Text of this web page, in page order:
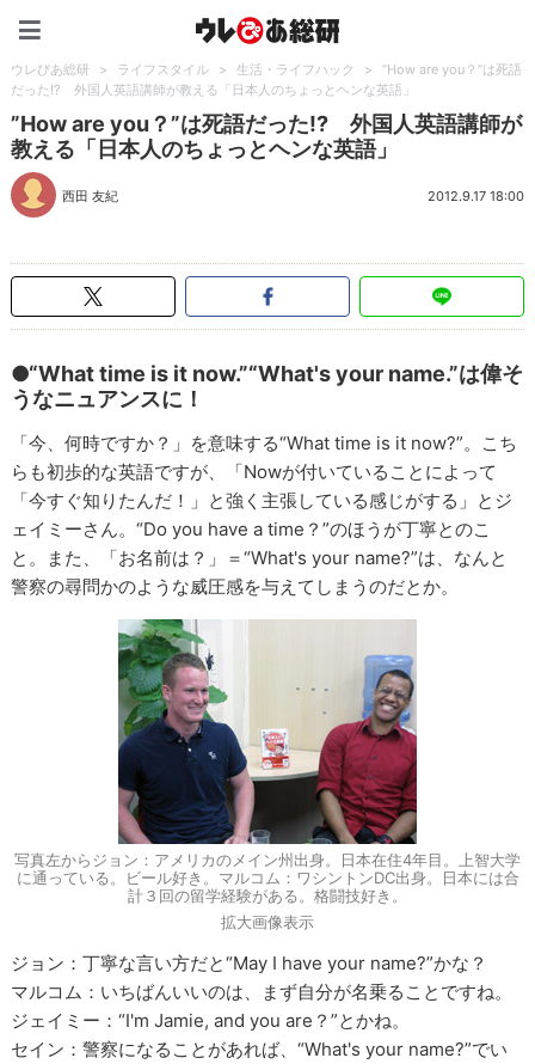
ウレぴあ総研 > ライフスタイル > 生活・ライフハック >
”How are you？”は死語
だった!? 外国人英語講師が教える「日本人のちょっとヘンな英語」
”How are you？”は死語だった!? 外国人英語講師が
教える「日本人のちょっとヘンな英語」
西田 友紀 2012.9.17 18:00
●“What time is it now.”“What's your name.”は偉そ
うなニュアンスに！
「今、何時ですか？」を意味する“What time is it now?”。こち
らも初歩的な英語ですが、「Nowが付いていることによって
「今すぐ知りたんだ！」と強く主張している感じがする」とジ
ェイミーさん。“Do you have a time？”のほうが丁寧とのこ
と。また、「お名前は？」＝“What's your name?”は、なんと
警察の尋問かのような威圧感を与えてしまうのだとか。
写真左からジョン：アメリカのメイン州出身。日本在住4年目。上智大学
に通っている。ビール好き。マルコム：ワシントンDC出身。日本には合
計３回の留学経験がある。格闘技好き。
拡大画像表示
ジョン：丁寧な言い方だと“May I have your name?”かな？
マルコム：いちばんいいのは、まず自分が名乗ることですね。
ジェイミー：“I'm Jamie, and you are？”とかね。
セイン：警察になることがあれば、“What's your name?”でい